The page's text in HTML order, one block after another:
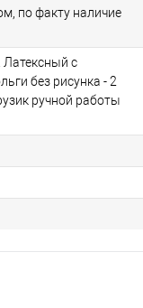
по факту наличие
Латексный с
без рисунка - 2
ручной работы